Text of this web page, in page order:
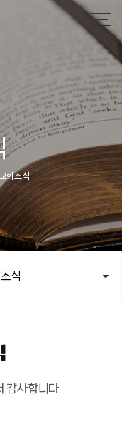
교회소식
식
감사합니다.